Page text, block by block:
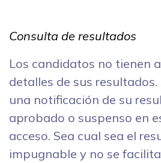
Consulta de resultados
Los candidatos no tienen
detalles de sus
una notificación de su
aprobado o suspenso en
acceso. Sea cual sea el
impugnable y no se